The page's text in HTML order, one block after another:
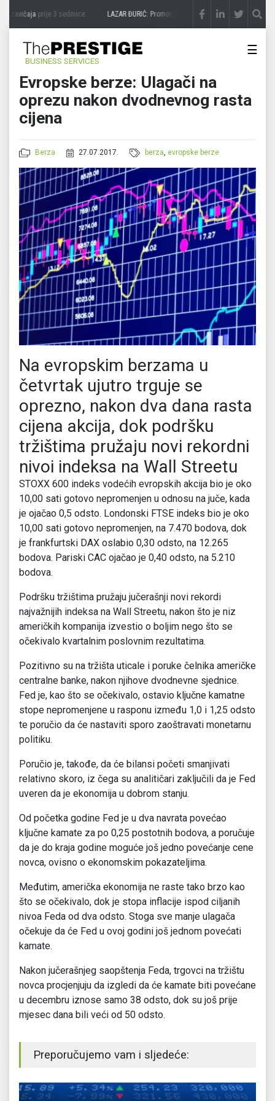
zavičajaprije 3 sedmice LAZAR ĐURIĆ: Promocija potencijal pretvara u destinaciju
BUSINESS SERVICES
☰
Evropske berze: Ulagači na
oprezu nakon dvodnevnog rasta
cijena
Berza 27.07.2017. berza, evropske berze
Na evropskim berzama u
četvrtak ujutro trguje se
oprezno, nakon dva dana rasta
cijena akcija, dok podršku
tržištima pružaju novi rekordni
nivoi indeksa na Wall Streetu
STOXX 600 indeks vodećih evropskih akcija bio je oko
10,00 sati gotovo nepromenjen u odnosu na juče, kada
je ojačao 0,5 odsto. Londonski FTSE indeks bio je oko
10,00 sati gotovo nepromenjen, na 7.470 bodova, dok
je frankfurtski DAX oslabio 0,30 odsto, na 12.265
bodova. Pariski CAC ojačao je 0,40 odsto, na 5.210
bodova.
Podršku tržištima pružaju jučerašnji novi rekordi
najvažnijih indeksa na Wall Streetu, nakon što je niz
američkih kompanija izvestio o boljim nego što se
očekivalo kvartalnim poslovnim rezultatima.
Pozitivno su na tržišta uticale i poruke čelnika američke
centralne banke, nakon njihove dvodnevne sjednice.
Fed je, kao što se očekivalo, ostavio ključne kamatne
stope nepromenjene u rasponu između 1,0 i 1,25 odsto
te poručio da će nastaviti sporo zaoštravati monetarnu
politiku.
Poručio je, takođe, da će bilansi početi smanjivati
relativno skoro, iz čega su analitičari zaključili da je Fed
uveren da je ekonomija u dobrom stanju.
Od početka godine Fed je u dva navrata povećao
ključne kamate za po 0,25 postotnih bodova, a poručuje
da je do kraja godine moguće još jedno povećanje cene
novca, ovisno o ekonomskim pokazateljima.
Međutim, američka ekonomija ne raste tako brzo kao
što se očekivalo, dok je stopa inflacije ispod ciljanih
nivoa Feda od dva odsto. Stoga sve manje ulagača
očekuje da će Fed u ovoj godini još jednom povećati
kamate.
Nakon jučerašnjeg saopštenja Feda, trgovci na tržištu
novca procjenjuju da izgledi da će kamate biti povećane
u decembru iznose samo 38 odsto, dok su još prije
mjesec dana bili veći od 50 odsto.
Preporučujemo vam i sljedeće: